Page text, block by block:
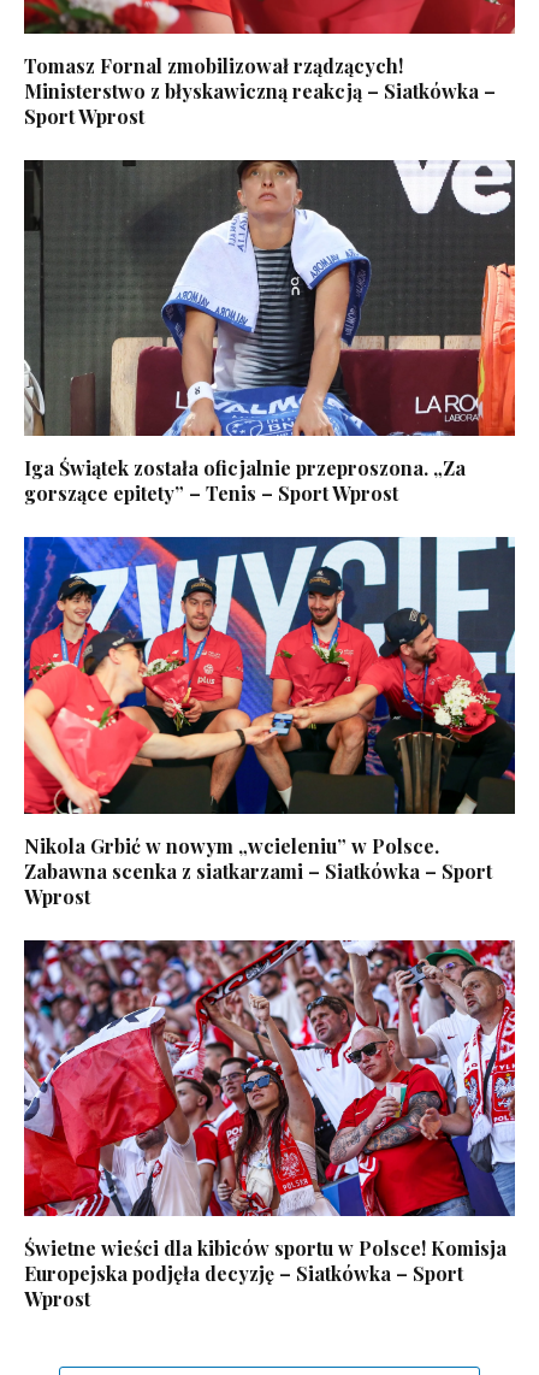
Tomasz Fornal zmobilizował rządzących!
Ministerstwo z błyskawiczną reakcją – Siatkówka –
Sport Wprost
Iga Świątek została oficjalnie przeproszona. „Za
gorszące epitety” – Tenis – Sport Wprost
Nikola Grbić w nowym „wcieleniu” w Polsce.
Zabawna scenka z siatkarzami – Siatkówka – Sport
Wprost
Świetne wieści dla kibiców sportu w Polsce! Komisja
Europejska podjęła decyzję – Siatkówka – Sport
Wprost